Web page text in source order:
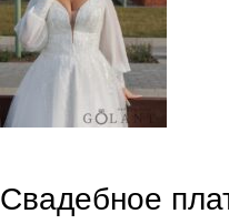
Свадебное